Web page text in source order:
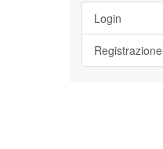
Login
Registrazione